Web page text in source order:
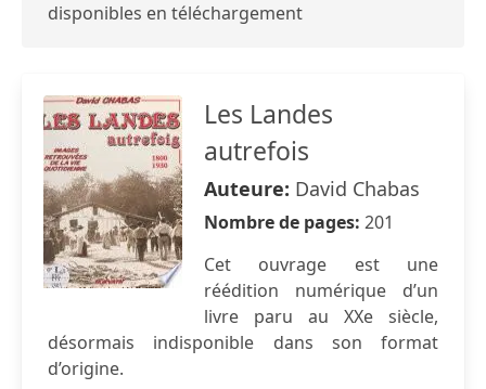
disponibles en téléchargement
Les Landes
autrefois
Auteure: David Chabas
Nombre de pages: 201
Cet ouvrage est une
réédition numérique d’un
livre paru au XXe siècle,
désormais indisponible dans son format
d’origine.